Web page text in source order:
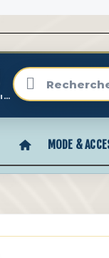
BOUTIQUE POP CULTURE JAPONAISE
MODE &